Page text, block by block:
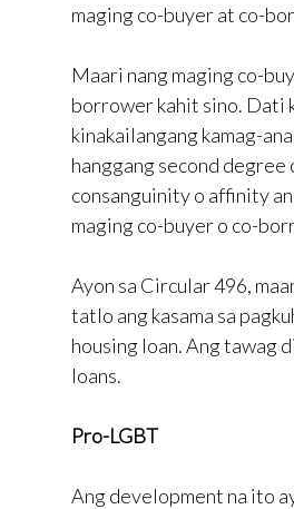
maging co-buyer at co-
Maari nang maging co-
borrower kahit sino. Dati
kinakailangang kamag-
hanggang second degree
consanguinity o affinity
maging co-buyer o co-
Ayon sa Circular 496,
tatlo ang kasama sa
housing loan. Ang tawag
loans.
Pro-LGBT
Ang development na ito